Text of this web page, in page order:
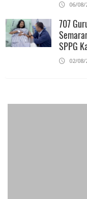
06/
707
SPPG
02/